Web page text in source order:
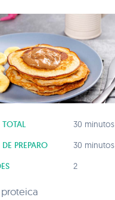
30 minutos
PREPARO 30 minutos
2